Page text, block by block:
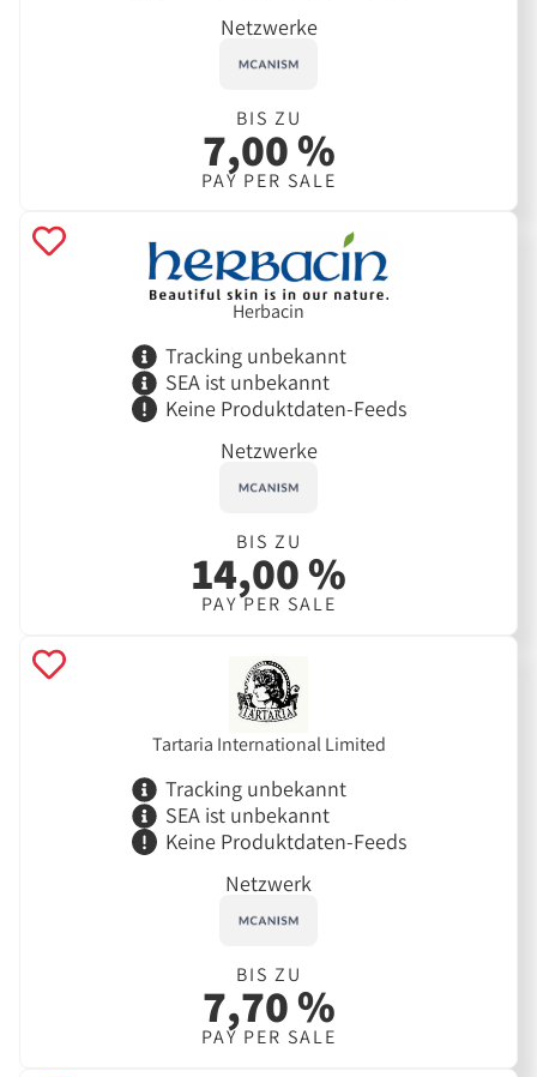
Netzwerke
BIS ZU
7,00 %
PAY PER SALE
Herbacin
Tracking unbekannt
SEA ist unbekannt
Keine Produktdaten-Feeds
Netzwerke
BIS ZU
14,00 %
PAY PER SALE
Tartaria International Limited
Tracking unbekannt
SEA ist unbekannt
Keine Produktdaten-Feeds
Netzwerk
BIS ZU
7,70 %
PAY PER SALE